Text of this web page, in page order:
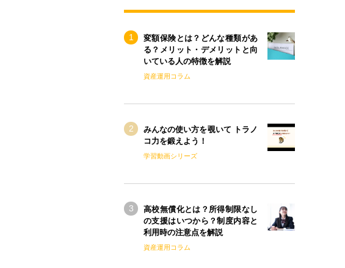
変額保険とは？どんな種類があ
る？メリット・デメリットと向
いている人の特徴を解説
資産運用コラム
みんなの使い方を覗いて トラノ
コ力を鍛えよう！
学習動画シリーズ
高校無償化とは？所得制限なし
の支援はいつから？制度内容と
利用時の注意点を解説
資産運用コラム